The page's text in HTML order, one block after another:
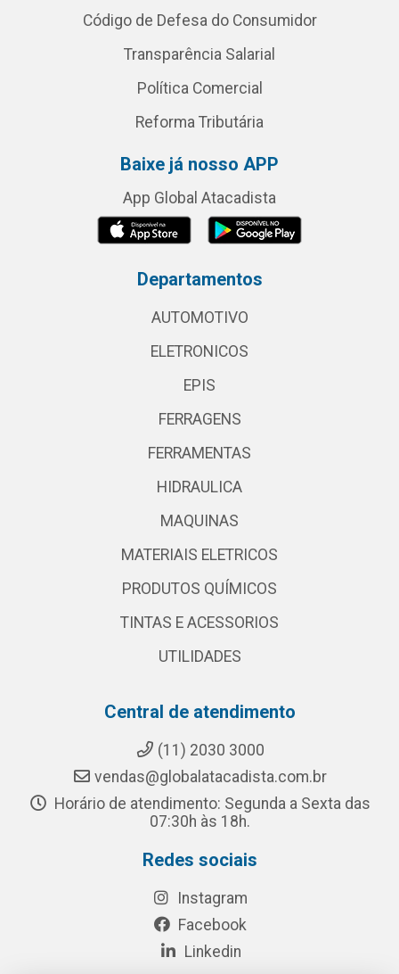
Código de Defesa do Consumidor
Transparência Salarial
Política Comercial
Reforma Tributária
Baixe já nosso APP
App Global Atacadista
Departamentos
AUTOMOTIVO
ELETRONICOS
EPIS
FERRAGENS
FERRAMENTAS
HIDRAULICA
MAQUINAS
MATERIAIS ELETRICOS
PRODUTOS QUÍMICOS
TINTAS E ACESSORIOS
UTILIDADES
Central de atendimento
(11) 2030 3000
vendas@globalatacadista.com.br
Horário de atendimento: Segunda a Sexta das
07:30h às 18h.
Redes sociais
Instagram
Facebook
Linkedin